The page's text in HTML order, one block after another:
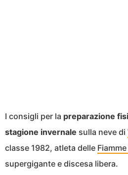
I consigli per la preparazione
stagione invernale sulla neve di
classe 1982, atleta delle
supergigante e discesa libera.